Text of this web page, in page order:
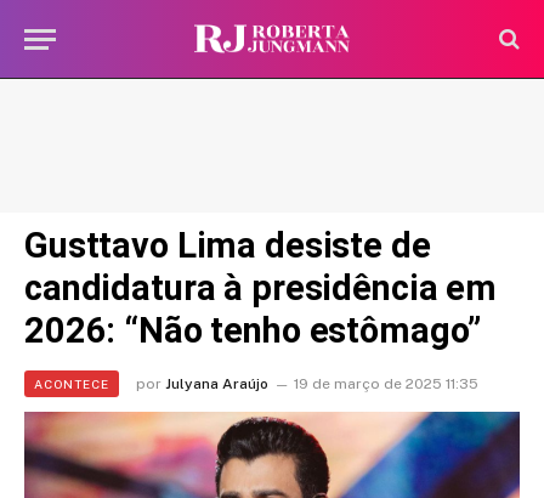
Gusttavo Lima desiste de
candidatura à presidência em
2026: “Não tenho estômago”
ACONTECE por Julyana Araújo 19 de março de 2025 11:35